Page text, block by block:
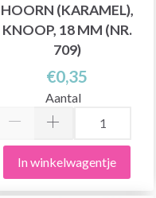
HOORN (KARAMEL),
KNOOP, 18 MM (NR.
709)
€0,35
Aantal
In winkelwagentje